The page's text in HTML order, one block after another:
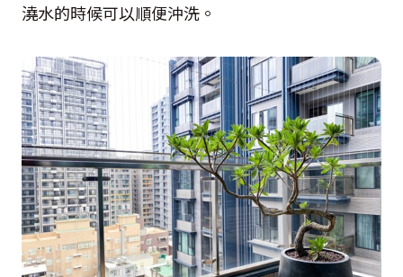
澆水的時候可以順便沖洗。